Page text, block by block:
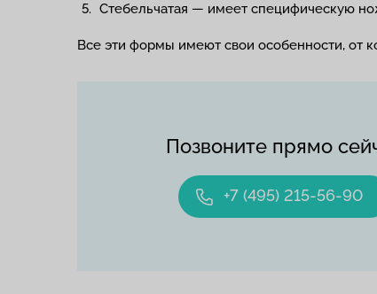
Стебельчатая — имеет специфическую
Все эти формы имеют свои особенности, от
Позвоните прямо
+7 (495) 215-56-90